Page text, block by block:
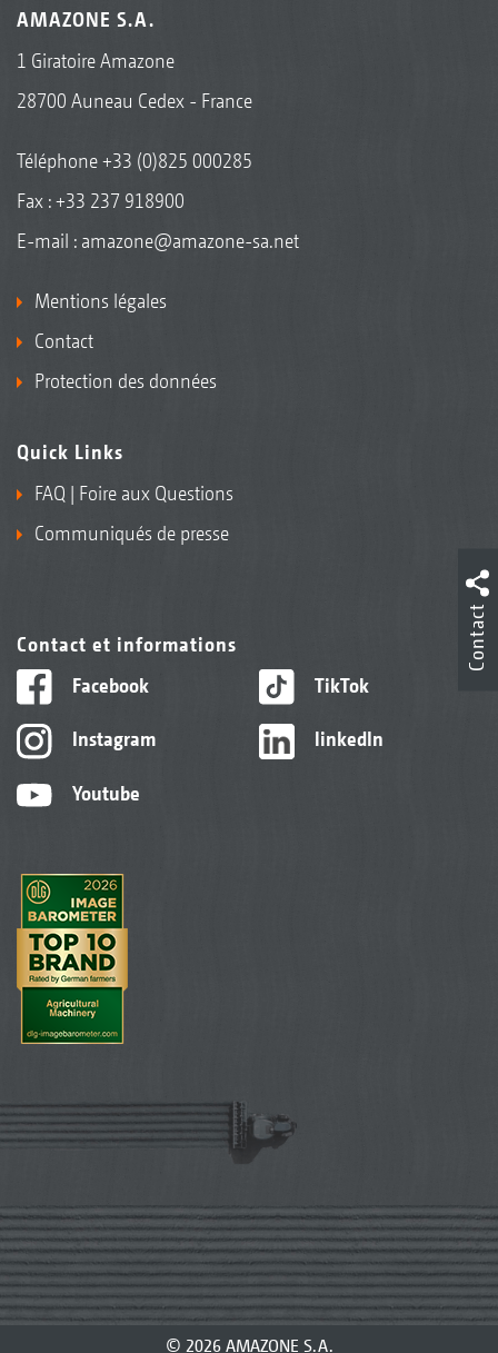
AMAZONE S.A.
1 Giratoire Amazone
28700 Auneau Cedex - France
Téléphone+33 (0)825 000285
Fax : +33 237 918900
E-mail : amazone@amazone-sa.net
Mentions légales
Contact
Protection des données
Quick Links
FAQ | Foire aux Questions
Communiqués de presse
Contact et informations
Facebook
Instagram
Youtube
TikTok
linkedIn
© 2026 AMAZONE S.A.
Contact